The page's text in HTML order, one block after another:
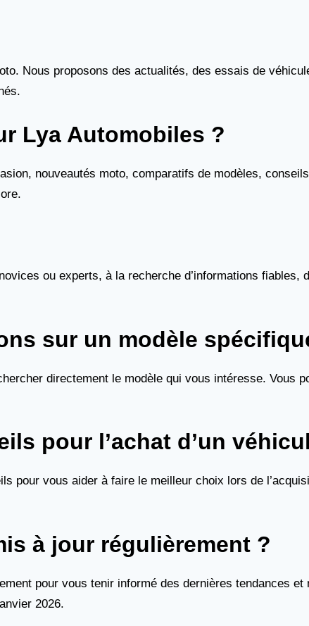
Nous proposons des actualités, des essais de
Lya Automobiles ?
nouveautés moto, comparatifs de modèles, conseils
ou experts, à la recherche d’informations fiables,
sur un modèle
directement le modèle qui vous intéresse. Vous
pour l’achat d’un
pour vous aider à faire le meilleur choix lors de
à jour régulièrement ?
pour vous tenir informé des dernières tendances et
2026.